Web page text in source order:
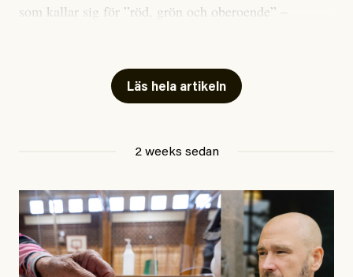
som kallar sig för ”röd, grön och oberoende” –
skriver för? Vad betyder det att vara en ”röd, grön och
oberoende” tidning? Och vad är egentligen bra
utpekas som israelisk infiltratör”. Enligt ingressen
handlar artikeln om en person vars ”bakgrund skapar
splittring och oro i rörelsen”. Problemet är att artikeln
skapar betydligt mer oro i palestinarörelsen – och den
Läs hela artikeln
2 weeks sedan